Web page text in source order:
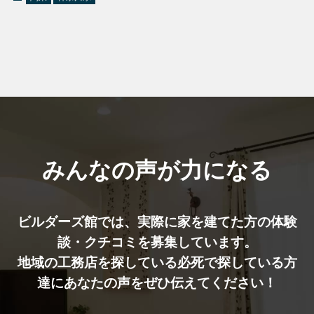
みんなの声が力になる
ビルダーズ館では、実際に家を建てた⽅の体験
談・クチコミを募集しています。
地域の工務店を探している必死で探している方
達にあなたの声をぜひ伝えてください！